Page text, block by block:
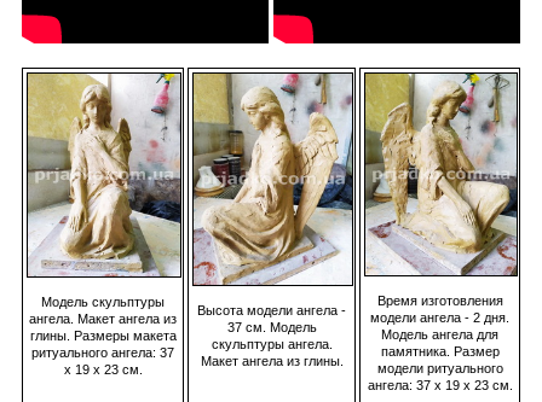
Модель скульптуры
ангела. Макет ангела из
глины. Размеры макета
ритуального ангела: 37
х 19 х 23 см.
Высота модели ангела -
37 см. Модель
скульптуры ангела.
Макет ангела из глины.
Время изготовления
модели ангела - 2 дня.
Модель ангела для
памятника. Размер
модели ритуального
ангела: 37 х 19 х 23 см.